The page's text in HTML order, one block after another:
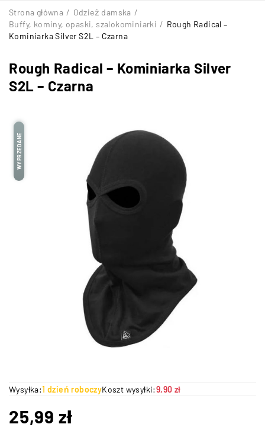
Rough Radical – Kominiarka Silver
S2L – Czarna
Strona główna / Odzież damska /
Buffy, kominy, opaski, szalokominiarki / Rough Radical –
Kominiarka Silver S2L – Czarna
WYPRZEDANE
Wysyłka:1 dzień roboczyKoszt wysyłki:9,90 zł
25,99 zł